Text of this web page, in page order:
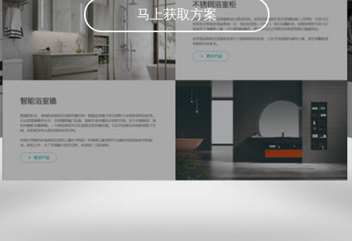
马上获取方案